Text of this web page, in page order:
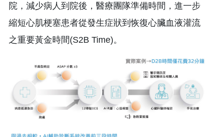
院，減少病人到院後，醫療團隊準備時間，進一步
縮短心肌梗塞患者從發生症狀到恢復心臟血液灌流
之重要黃金時間(S2B Time)。